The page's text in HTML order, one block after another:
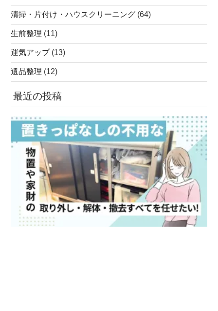
清掃・片付け・ハウスクリーニング (64)
生前整理 (11)
運気アップ(13)
遺品整理 (12)
最近の投稿